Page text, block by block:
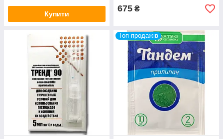
Купити
675 ₴
Топ продажів